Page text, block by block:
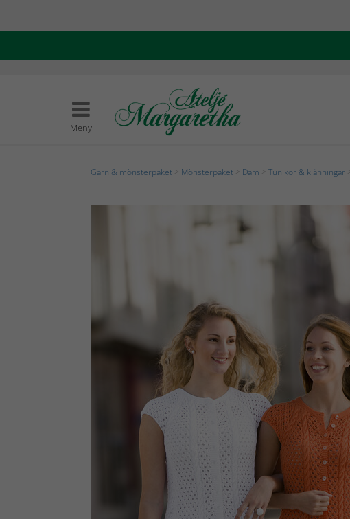
Meny
Garn & mönsterpaket Mönsterpaket Dam Tunikor & klänningar